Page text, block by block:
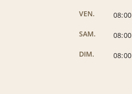
VEN.
08:00
SAM.
08:00
DIM.
08:00